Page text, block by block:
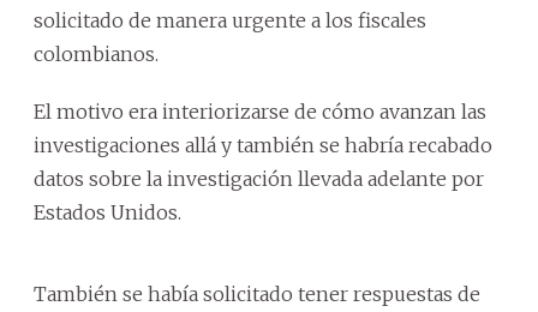
solicitado de manera urgente a los fiscales
colombianos.
El motivo era interiorizarse de cómo avanzan las
investigaciones allá y también se habría recabado
datos sobre la investigación llevada adelante por
Estados Unidos.
También se había solicitado tener respuestas de